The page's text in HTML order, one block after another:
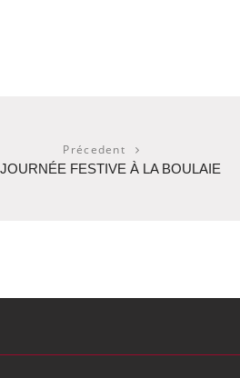
Précedent
JOURNÉE FESTIVE À LA BOULAIE